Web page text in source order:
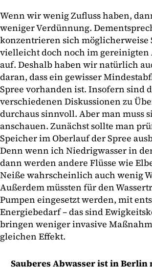
Wenn wir wenig Zufluss haben,
weniger Verdünnung.
konzentrieren sich möglicherweise
vielleicht doch noch im gereinigten
auf. Deshalb haben wir natürlich
daran, dass ein gewisser
Spree vorhanden ist. Insofern sind
verschiedenen Diskussionen zu
durchaus sinnvoll. Aber man muss
anschauen. Zunächst sollte man
Speicher im Oberlauf der Spree
Denn wenn ich Niedrigwasser in
dann werden andere Flüsse wie
Neiße wahrscheinlich auch wenig
Außerdem müssten für den
Pumpen eingesetzt werden, mit
Energiebedarf – das sind
bringen weniger invasive
gleichen Effekt.
Sauberes Abwasser ist in Berlin